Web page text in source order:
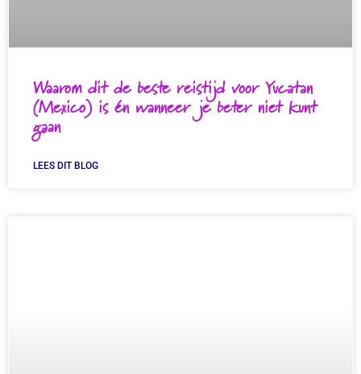
Waarom dit de beste reistijd voor Yucatan
(Mexico) is én wanneer je beter niet kunt
gaan
LEES DIT BLOG